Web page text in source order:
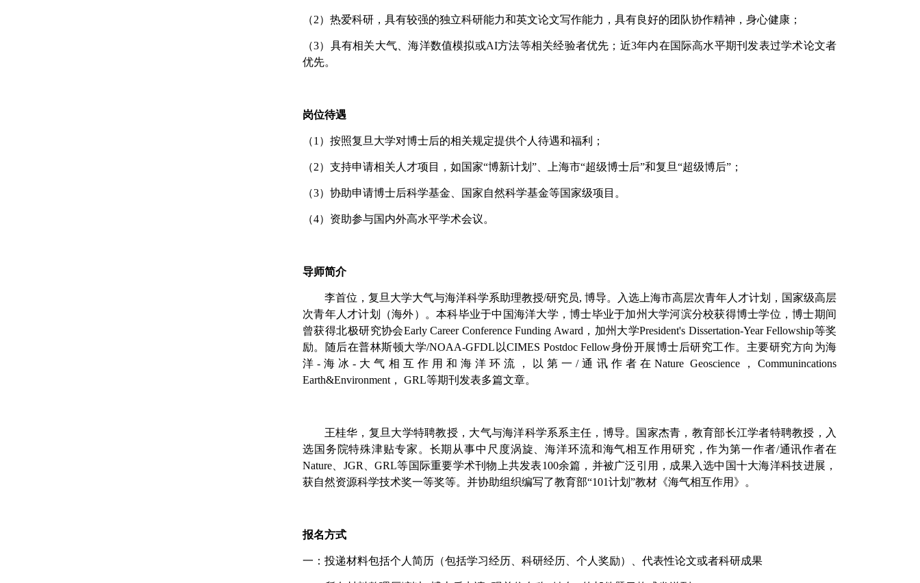
（2）热爱科研，具有较强的独立科研能力和英文论文写作能力，具有良好的团队协作精神，身心健康；
（3）具有相关大气、海洋数值模拟或AI方法等相关经验者优先；近3年内在国际高水平期刊发表过学术论文者
优先。
岗位待遇
（1 ）按照复旦大学对博士后的相关规定提供个人待遇和福利；
（2）支持申请相关人才项目，如国家“博新计划”、上海市“超级博士后”和复旦“超级博后”；
（3）协助申请博士后科学基金、国家自然科学基金等国家级项目。
（4）资助参与国内外高水平学术会议。
导师简介
李首位，复旦大学大气与海洋科学系助理教授/研究员, 博导。入选上海市高层次青年人才计划，国家级高层
次青年人才计划（海外）。本科毕业于中国海洋大学，博士毕业于加州大学河滨分校获得博士学位，博士期间
曾获得北极研究协会Early Career Conference Funding Award ，加州大学President's Dissertation-Year Fellowship等奖
励。随后在普林斯顿大学/NOAA-GFDL 以CIMES Postdoc Fellow身份开展博士后研究工作。主要研究方向为海
洋- 海冰- 大气相互作用和海洋环流，以第一/通讯作者在 Nature Geoscience，Communincations
Earth&Environment ， GRL等期刊发表多篇文章。
王桂华，复旦大学特聘教授，大气与海洋科学系系主任，博导。国家杰青，教育部长江学者特聘教授，入
选国务院特殊津贴专家。长期从事中尺度涡旋、海洋环流和海气相互作用研究，作为第一作者/通讯作者在
Nature
JGR 、GRL等国际重要学术刊物上共发表100余篇，并被广泛引用，成果入选中国十大海洋科技进展，
获自然资源科学技术奖一等奖等。并协助组织编写了教育部“101计划”教材《海气相互作用》。
报名方式
一：投递材料包括个人简历（包括学习经历、科研经历、个人奖励）、代表性论文或者科研成果